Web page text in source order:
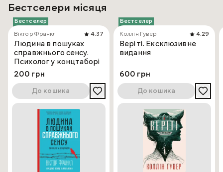
Бестселери місяця
Бестселер
Віктор Франкл
4.37
Людина в пошуках
справжнього сенсу.
Психолог у концтаборі
200 грн
До кошика
Бестселер
Коллін Гувер
4.29
Веріті. Ексклюзивне
видання
600 грн
До кошика